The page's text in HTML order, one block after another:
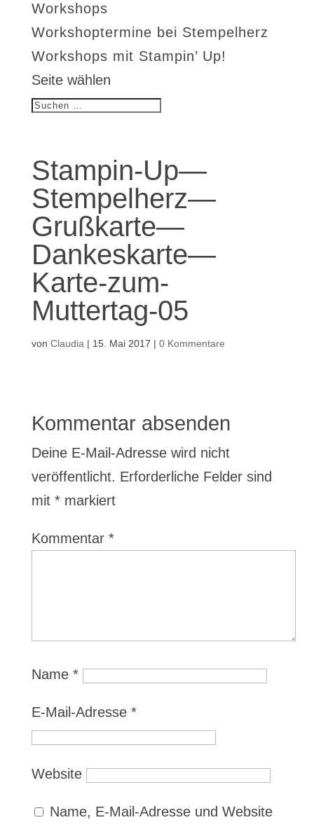
Workshops
Workshoptermine bei Stempelherz
Workshops mit Stampin’ Up!
Seite wählen
Stampin-Up—
Stempelherz—
Grußkarte—
Dankeskarte—
Karte-zum-
Muttertag-05
von Claudia | 15. Mai 2017 | 0 Kommentare
Kommentar absenden
Deine E-Mail-Adresse wird nicht
veröffentlicht. Erforderliche Felder sind
mit *markiert
Kommentar *
Name *
E-Mail-Adresse *
Website
Name, E-Mail-Adresse und Website